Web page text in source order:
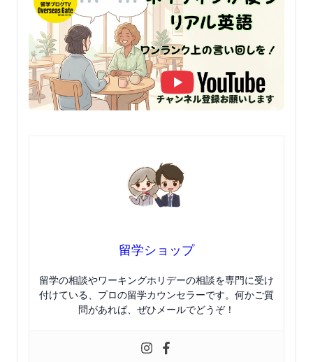
留学ショップ
留学の相談やワーキングホリデーの相談を専門に受け
付けている、プロの留学カウンセラーです。何かご質
問があれば、ぜひメールでどうぞ！